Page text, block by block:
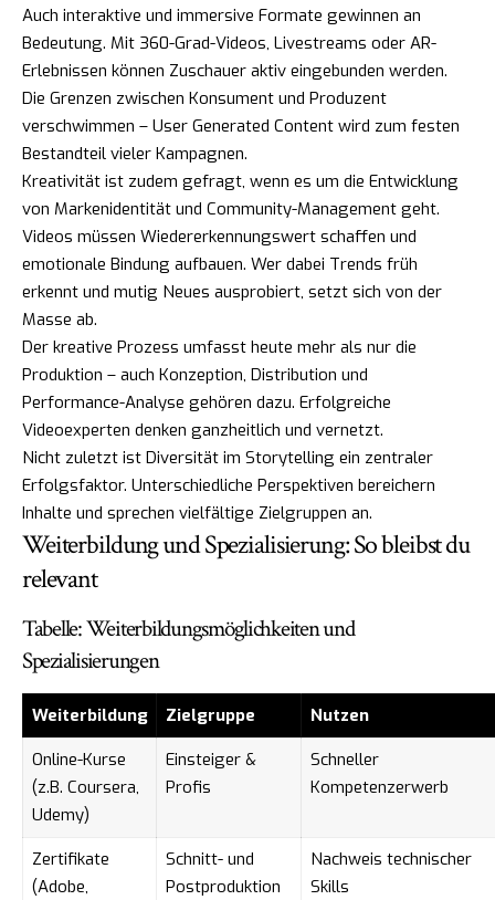
Auch interaktive und immersive Formate gewinnen an
Bedeutung. Mit 360-Grad-Videos, Livestreams oder AR-
Erlebnissen können Zuschauer aktiv eingebunden werden.
Die Grenzen zwischen Konsument und Produzent
verschwimmen – User Generated Content wird zum festen
Bestandteil vieler Kampagnen.
Kreativität ist zudem gefragt, wenn es um die Entwicklung
von Markenidentität und Community-Management geht.
Videos müssen Wiedererkennungswert schaffen und
emotionale Bindung aufbauen. Wer dabei Trends früh
erkennt und mutig Neues ausprobiert, setzt sich von der
Masse ab.
Der kreative Prozess umfasst heute mehr als nur die
Produktion – auch Konzeption, Distribution und
Performance-Analyse gehören dazu. Erfolgreiche
Videoexperten denken ganzheitlich und vernetzt.
Nicht zuletzt ist Diversität im Storytelling ein zentraler
Erfolgsfaktor. Unterschiedliche Perspektiven bereichern
Inhalte und sprechen vielfältige Zielgruppen an.
Weiterbildung und Spezialisierung: So bleibst du
relevant
Tabelle: Weiterbildungsmöglichkeiten und
Spezialisierungen
Weiterbildung Zielgruppe
Nutzen
Online-Kurse
(z.B. Coursera,
Udemy)
Einsteiger &
Profis
Schneller
Kompetenzerwerb
Zertifikate
(Adobe,
Schnitt- und
Postproduktion
Nachweis technischer
Skills